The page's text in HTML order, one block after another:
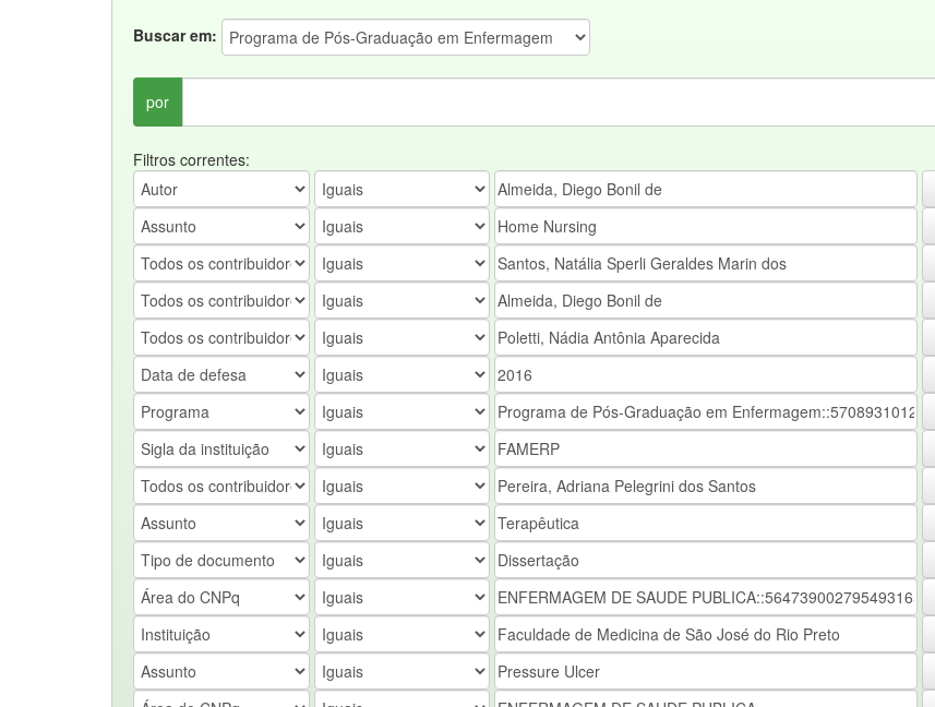
Buscar em:
por
Filtros correntes: